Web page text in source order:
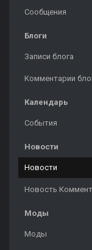
Сообщения
Блоги
Записи блога
Комментарии
Календарь
События
Новости
Новости
Новость
Моды
Моды